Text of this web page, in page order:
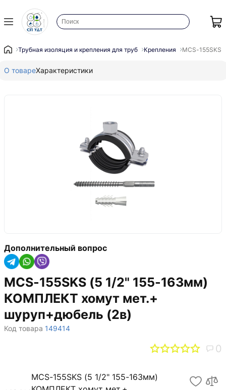
Трубная изоляция и крепления для труб Крепления MCS-155SKS
О товареХарактеристики
Дополнительный вопрос
MCS-155SKS (5 1/2" 155-163мм)
КОМПЛЕКТ хомут мет.+
шуруп+дюбель (2в)
Код товара 149414
0
MCS-155SKS (5 1/2" 155-163мм)